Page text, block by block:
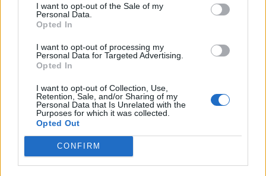
I want to opt-out of the Sale of my
Personal Data.
Opted In
I want to opt-out of processing my
Personal Data for Targeted Advertising.
Opted In
I want to opt-out of Collection, Use,
Retention, Sale, and/or Sharing of my
Personal Data that Is Unrelated with the
Purposes for which it was collected.
Opted Out
CONFIRM
Caronnese, confermata la presenza del
giovane portiere Nicolò Colombo